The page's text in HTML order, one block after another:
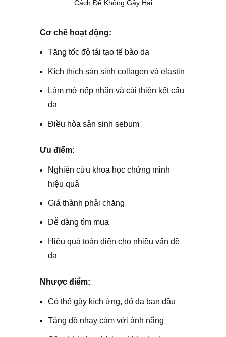
Cách Để Không Gây Hại
Cơ chế hoạt động:
Tăng tốc độ tái tạo tế bào da
Kích thích sản sinh collagen và elastin
Làm mờ nếp nhăn và cải thiện kết cấu
da
Điều hòa sản sinh sebum
Ưu điểm:
Nghiên cứu khoa học chứng minh
hiệu quả
Giá thành phải chăng
Dễ dàng tìm mua
Hiệu quả toàn diện cho nhiều vấn đề
da
Nhược điểm:
Có thể gây kích ứng, đỏ da ban đầu
Tăng độ nhạy cảm với ánh nắng